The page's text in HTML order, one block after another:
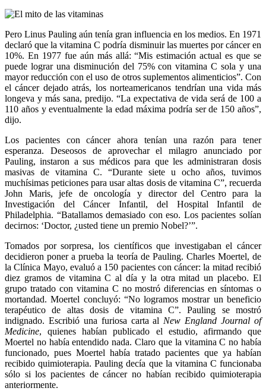
Pero Linus Pauling aún tenía gran influencia en los medios. En 1971
declaró que la vitamina C podría disminuir las muertes por cáncer en
10%. En 1977 fue aún más allá: “Mis estimación actual es que se
puede lograr una disminución del 75% con vitamina C sola y una
mayor reducción con el uso de otros suplementos alimenticios”. Con
el cáncer dejado atrás, los norteamericanos tendrían una vida más
longeva y más sana, predijo. “La expectativa de vida será de 100 a
110 años y eventualmente la edad máxima podría ser de 150 años”,
dijo.
Los pacientes con cáncer ahora tenían una razón para tener
esperanza. Deseosos de aprovechar el milagro anunciado por
Pauling, instaron a sus médicos para que les administraran dosis
masivas de vitamina C. “Durante siete u ocho años, tuvimos
muchísimas peticiones para usar altas dosis de vitamina C”, recuerda
John Maris, jefe de oncología y director del Centro para la
Investigación del Cáncer Infantil, del Hospital Infantil de
Philadelphia. “Batallamos demasiado con eso. Los pacientes solían
decirnos: ‘Doctor, ¿usted tiene un premio Nobel?’”.
Tomados por sorpresa, los científicos que investigaban el cáncer
decidieron poner a prueba la teoría de Pauling. Charles Moertel, de
la Clínica Mayo, evaluó a 150 pacientes con cáncer: la mitad recibió
diez gramos de vitamina C al día y la otra mitad un placebo. El
grupo tratado con vitamina C no mostró diferencias en síntomas o
mortandad. Moertel concluyó: “No logramos mostrar un beneficio
terapéutico de altas dosis de vitamina C”. Pauling se mostró
indignado. Escribió una furiosa carta al New England Journal of
Medicine, quienes habían publicado el estudio, afirmando que
Moertel no había entendido nada. Claro que la vitamina C no había
funcionado, pues Moertel había tratado pacientes que ya habían
recibido quimioterapia. Pauling decía que la vitamina C funcionaba
sólo si los pacientes de cáncer no habían recibido quimioterapia
anteriormente.